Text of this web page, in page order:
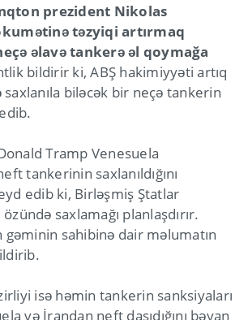
prezident Nikolas
təzyiqi artırmaq
əlavə tankerə əl qoymağa
bildirir ki, ABŞ hakimiyyəti artıq
saxlanıla biləcək bir neçə tankerin
Tramp Venesuela
tankerinin saxlanıldığını
edib ki, Birləşmiş Ştatlar
saxlamağı planlaşdırır.
sahibinə dair məlumatın
isə həmin tankerin sanksiyaları
və İrandan neft daşıdığını bəyan